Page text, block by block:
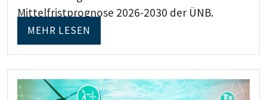
Mittelfristprognose 2026-2030 der ÜNB.
MEHR LESEN